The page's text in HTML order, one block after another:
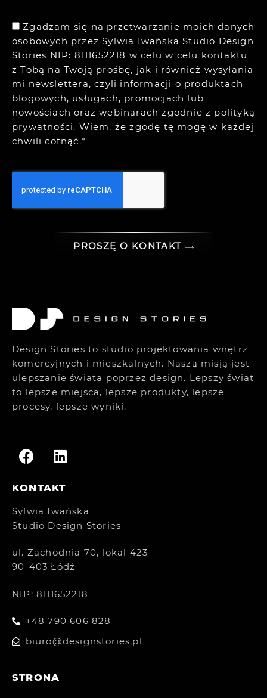
Zgadzam się na przetwarzanie moich danych
osobowych przez Sylwia Iwańska Studio Design
Stories NIP: 8111652218 w celu w celu kontaktu
z Tobą na Twoją prośbę, jak i również wysyłania
mi newslettera, czyli informacji o produktach
blogowych, usługach, promocjach lub
nowościach oraz webinarach zgodnie z polityką
prywatności. Wiem, że zgodę tę mogę w każdej
chwili cofnąć.*
PROSZĘ O KONTAKT
Design Stories to studio projektowania wnętrz
komercyjnych i mieszkalnych. Naszą misją jest
ulepszanie świata poprzez design. Lepszy świat
to lepsze miejsca, lepsze produkty, lepsze
procesy, lepsze wyniki.
KONTAKT
Sylwia Iwańska
Studio Design Stories
ul. Zachodnia 70, lokal 423
90-403 Łódź
NIP: 8111652218
+48 790 606 828
biuro@designstories.pl
STRONA